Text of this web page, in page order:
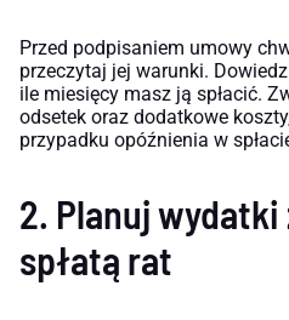
Przed podpisaniem umowy
przeczytaj jej warunki.
ile miesięcy masz ją spłacić.
odsetek oraz dodatkowe
przypadku opóźnienia w
2. Planuj wydatki
spłatą rat